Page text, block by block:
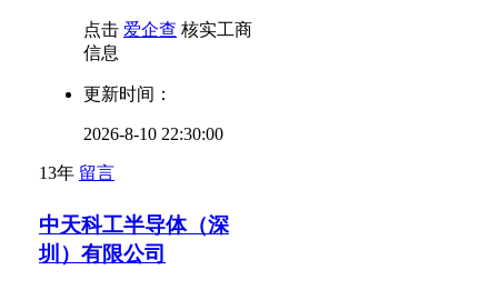
点击 爱企查 核实工商
信息
更新时间：
2026-8-10 22:30:00
13年 留言
中天科工半导体（深
圳）有限公司